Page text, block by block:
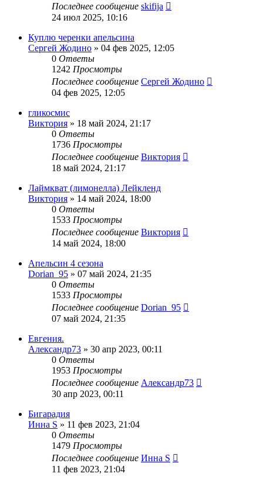
Последнее сообщение skifija
24 июл 2025, 10:16
Куплю черенки апельсина
Сергей Жодино » 04 фев 2025, 12:05
0 Ответы
1242 Просмотры
Последнее сообщение Сергей Жодино
04 фев 2025, 12:05
гликосмис
Виктория » 18 май 2024, 21:17
0 Ответы
1736 Просмотры
Последнее сообщение Виктория
18 май 2024, 21:17
Лаймкват (лимонелла) Лейкленд
Виктория » 14 май 2024, 18:00
0 Ответы
1533 Просмотры
Последнее сообщение Виктория
14 май 2024, 18:00
Апельсин 4 сезона
Dorian_95 » 07 май 2024, 21:35
0 Ответы
1533 Просмотры
Последнее сообщение Dorian_95
07 май 2024, 21:35
Евгения.
Александр73 » 30 апр 2023, 00:11
0 Ответы
1953 Просмотры
Последнее сообщение Александр73
30 апр 2023, 00:11
Бигарадия
Инна S » 11 фев 2023, 21:04
0 Ответы
1479 Просмотры
Последнее сообщение Инна S
11 фев 2023, 21:04